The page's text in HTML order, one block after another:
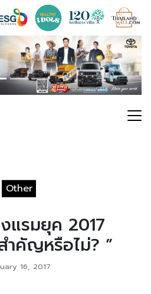
Other
แรมยุค 2017
ำคัญหรือไม่? ”
16, 2017